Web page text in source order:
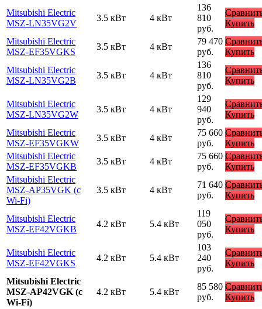
Mitsubishi Electric
MSZ-LN35VG2V
3.5 кВт 4 кВт
136
810
руб.
Купить
Mitsubishi Electric
MSZ-EF35VGKS
3.5 кВт 4 кВт
79 470
руб.
Купить
Mitsubishi Electric
MSZ-LN35VG2B
3.5 кВт 4 кВт
136
810
руб.
Купить
Mitsubishi Electric
MSZ-LN35VG2W
3.5 кВт 4 кВт
129
940
руб.
Купить
Mitsubishi Electric
MSZ-EF35VGKW
3.5 кВт 4 кВт
75 660
руб.
Купить
Mitsubishi Electric
MSZ-EF35VGKB
3.5 кВт 4 кВт
75 660
руб.
Купить
Mitsubishi Electric
MSZ-AP35VGK (с
Wi-Fi)
3.5 кВт 4 кВт
71 640
руб.
Купить
Mitsubishi Electric
MSZ-EF42VGKB
4.2 кВт 5.4 кВт
119
050
руб.
Купить
Mitsubishi Electric
MSZ-EF42VGKS
4.2 кВт 5.4 кВт
103
240
руб.
Купить
Mitsubishi Electric
MSZ-AP42VGK (с
Wi-Fi)
4.2 кВт 5.4 кВт
85 580
руб.
Купить